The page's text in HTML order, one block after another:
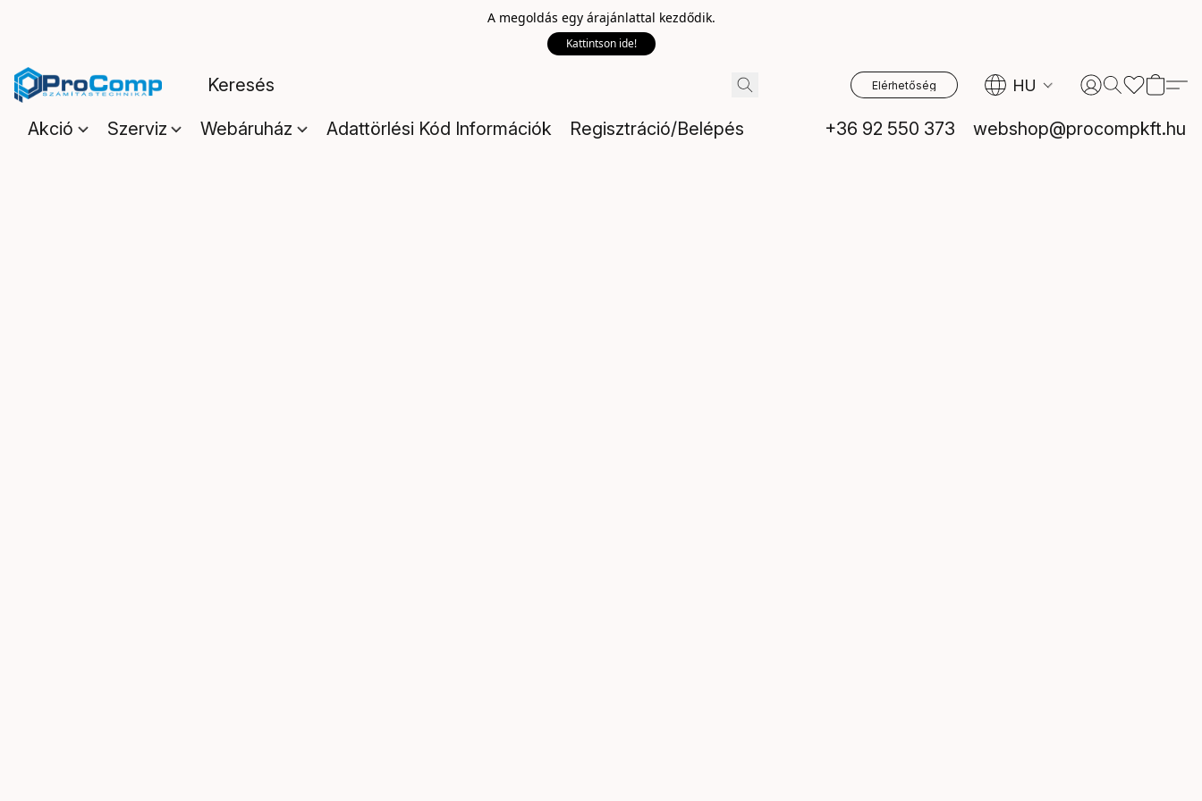
A megoldás egy árajánlattal kezdődik.
Kattintson ide!
Elérhetőség HU
Akció Szerviz Webáruház Adattörlési Kód Információk Regisztráció/Belépés +36 92 550 373 webshop@procompkft.hu